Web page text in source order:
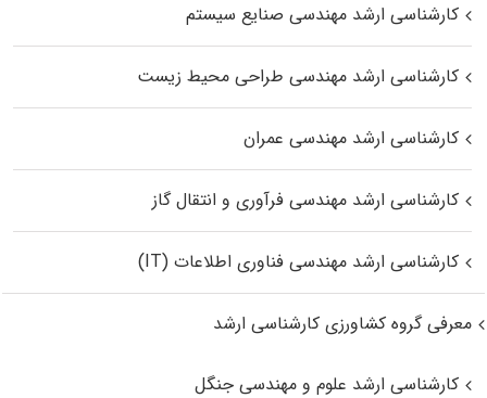
کارشناسی ارشد مهندسی صنایع سیستم
کارشناسی ارشد مهندسی طراحی محیط زیست
کارشناسی ارشد مهندسی عمران
کارشناسی ارشد مهندسی فرآوری و انتقال گاز
کارشناسی ارشد مهندسی فناوری اطلاعات (IT)
معرفی گروه کشاورزی کارشناسی ارشد
کارشناسی ارشد علوم و مهندسی جنگل